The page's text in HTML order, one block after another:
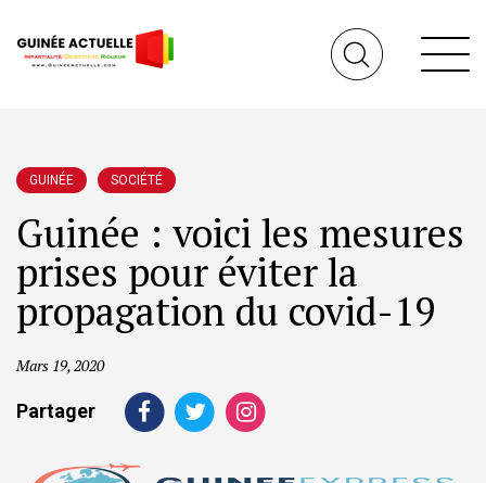
GUINÉE SOCIÉTÉ
Guinée : voici les mesures
prises pour éviter la
propagation du covid-19
Mars 19, 2020
Partager